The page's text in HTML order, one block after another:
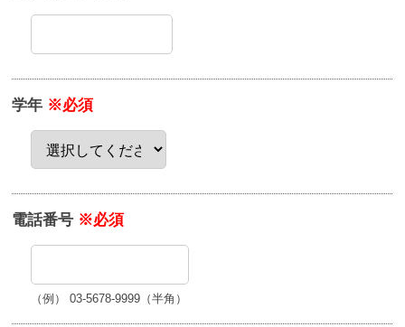
学年 ※必須
電話番号 ※必須
（例） 03-5678-9999（半角）